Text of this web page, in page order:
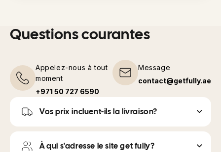
Questions courantes
Appelez-nous à tout
moment
+971 50 727 6590
Message
contact@getfully.ae
Vos prix incluent-ils la livraison?
À qui s'adresse le site get fully?